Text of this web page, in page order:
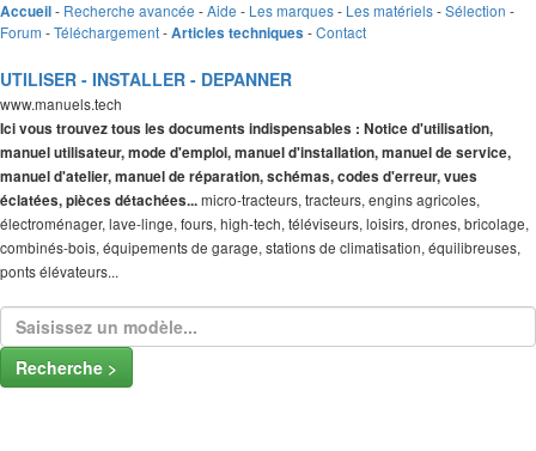
Accueil- Recherche avancée -Aide - Les marques- Les matériels-Sélection -
Forum -Téléchargement-Articles techniques -Contact
UTILISER - INSTALLER - DEPANNER
www.manuels.tech
Ici vous trouvez tous les documents indispensables : Notice d'utilisation,
manuel utilisateur, mode d'emploi, manuel d'installation, manuel de service,
manuel d'atelier, manuel de réparation, schémas, codes d'erreur, vues
éclatées, pièces détachées...micro-tracteurs, tracteurs, engins agricoles,
électroménager, lave-linge, fours, high-tech, téléviseurs, loisirs, drones, bricolage,
combinés-bois, équipements de garage, stations de climatisation, équilibreuses,
ponts élévateurs...
Recherche >